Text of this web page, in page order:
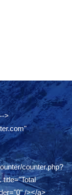
>
counter.php?
title="Total
/></a>